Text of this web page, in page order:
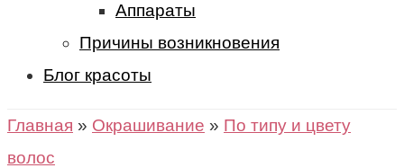
Аппараты
Причины возникновения
Блог красоты
Главная » Окрашивание » По типу и цвету
волос